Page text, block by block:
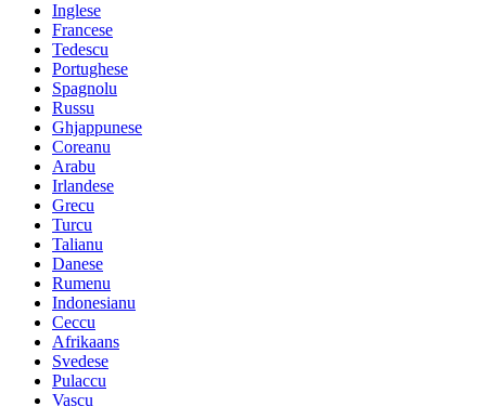
Inglese
Francese
Tedescu
Portughese
Spagnolu
Russu
Ghjappunese
Coreanu
Arabu
Irlandese
Grecu
Turcu
Talianu
Danese
Rumenu
Indonesianu
Ceccu
Afrikaans
Svedese
Pulaccu
Vascu